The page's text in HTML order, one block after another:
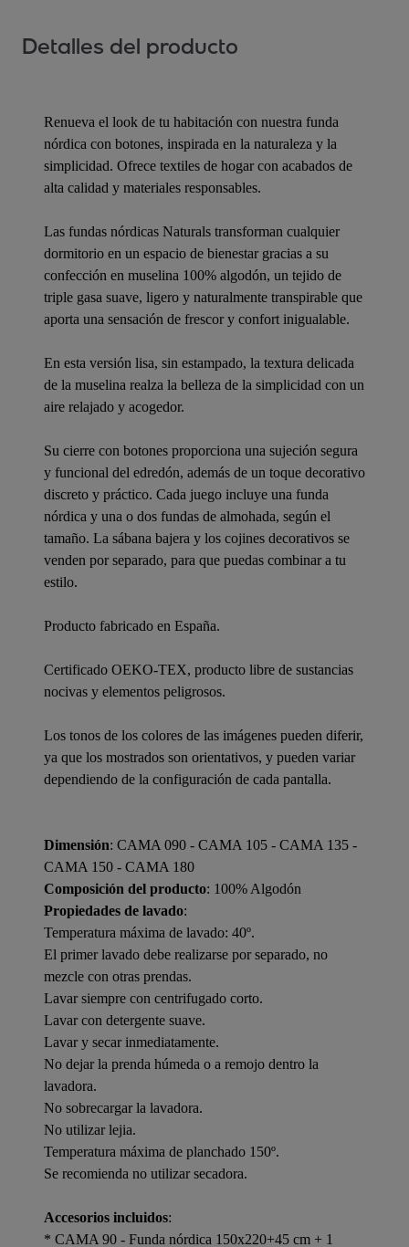
Detalles del producto
Renueva el look de tu habitación con nuestra funda
nórdica con botones, inspirada en la naturaleza y la
simplicidad. Ofrece textiles de hogar con acabados de
alta calidad y materiales responsables.
Las fundas nórdicas Naturals transforman cualquier
dormitorio en un espacio de bienestar gracias a su
confección en muselina 100% algodón, un tejido de
triple gasa suave, ligero y naturalmente transpirable que
aporta una sensación de frescor y confort inigualable.
En esta versión lisa, sin estampado, la textura delicada
de la muselina realza la belleza de la simplicidad con un
aire relajado y acogedor.
Su cierre con botones proporciona una sujeción segura
y funcional del edredón, además de un toque decorativo
discreto y práctico. Cada juego incluye una funda
nórdica y una o dos fundas de almohada, según el
tamaño. La sábana bajera y los cojines decorativos se
venden por separado, para que puedas combinar a tu
estilo.
Producto fabricado en España.
Certificado OEKO-TEX, producto libre de sustancias
nocivas y elementos peligrosos.
Los tonos de los colores de las imágenes pueden diferir,
ya que los mostrados son orientativos, y pueden variar
dependiendo de la configuración de cada pantalla.
Dimensión: CAMA 090 - CAMA 105 - CAMA 135 -
CAMA 150 - CAMA 180
Composición del producto: 100% Algodón
Propiedades de lavado:
Temperatura máxima de lavado: 40º.
El primer lavado debe realizarse por separado, no
mezcle con otras prendas.
Lavar siempre con centrifugado corto.
Lavar con detergente suave.
Lavar y secar inmediatamente.
No dejar la prenda húmeda o a remojo dentro la
lavadora.
No sobrecargar la lavadora.
No utilizar lejia.
Temperatura máxima de planchado 150º.
Se recomienda no utilizar secadora.
Accesorios incluidos:
* CAMA 90 - Funda nórdica 150x220+45 cm + 1